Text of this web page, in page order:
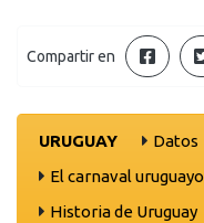
Compartir en
URUGUAY Datos
El carnaval uruguayo
Historia de Uruguay